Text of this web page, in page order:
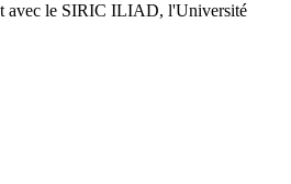
avec le SIRIC ILIAD, l'Université